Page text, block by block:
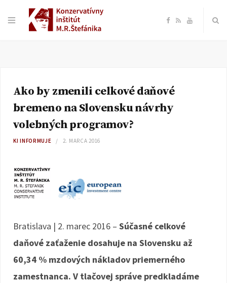
F
e
R Y
Ako by zmenili celkové daňové
bremeno na Slovensku návrhy
volebných programov?
KI INFORMUJE 2. MARCA 2016
Bratislava | 2. marec 2016 – Súčasné celkové
daňové zaťaženie dosahuje na Slovensku až
60,34 % mzdových nákladov priemerného
zamestnanca. V tlačovej správe predkladáme